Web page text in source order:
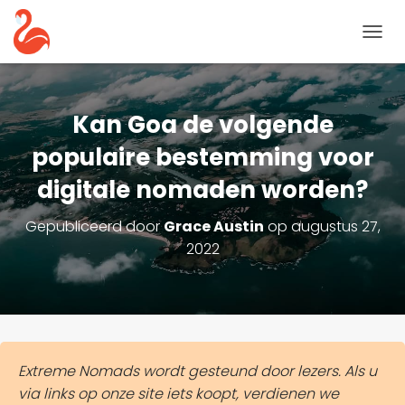
A
V
I
G
A
T
I
E
G
Kan Goa de volgende
populaire bestemming voor
digitale nomaden worden?
Gepubliceerd doorGrace Austin op augustus 27,
2022
Extreme Nomads wordt gesteund door lezers. Als u
via links op onze site iets koopt, verdienen we